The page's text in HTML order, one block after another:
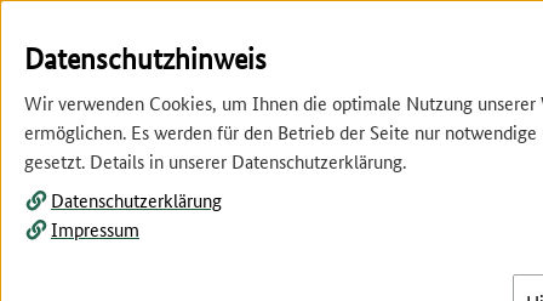
Springe
Hauptnavigation
Springe
InhaltDatenschutzhinweis
Wir verwenden Cookies, um Ihnen die optimale Nutzung unserer
ermöglichen. Es werden für den Betrieb der Seite nur notwendige
gesetzt. Details in unserer Datenschutzerklärung.
Datenschutzerklärung
Impressum